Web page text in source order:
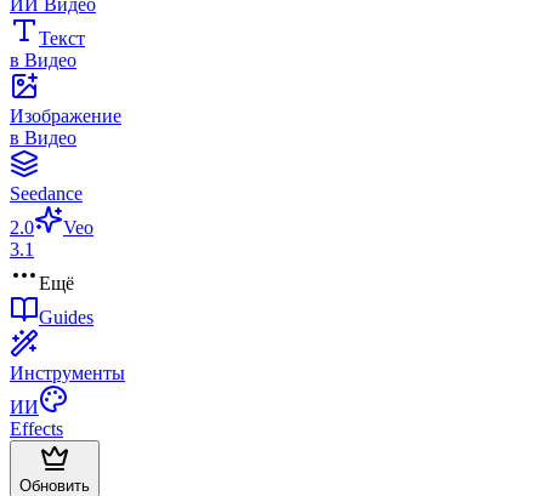
Текст
в Видео
Изображение
в Видео
Seedance
2.0
Veo
3.1
Ещё
Guides
Инструменты
ИИ
Effects
Обновить